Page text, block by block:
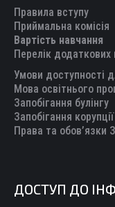
in
new
window
in
new
window
in
new
window
in
new
window
Правила вступу
Приймальна комісія
Вартість навчання
Перелік додаткових
Умови доступності
Мова освітнього
Запобігання булінгу
Запобігання корупції
Права та обов’язки
ДОСТУП ДО